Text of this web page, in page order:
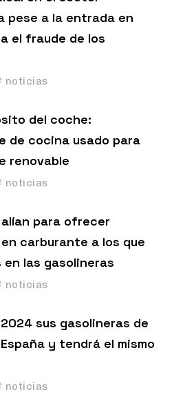
pese a la entrada en
el fraude de los
noticias
del coche:
de cocina usado para
renovable
noticias
alían para ofrecer
carburante a los que
las gasolineras
noticias
sus gasolineras de
y tendrá el mismo
noticias